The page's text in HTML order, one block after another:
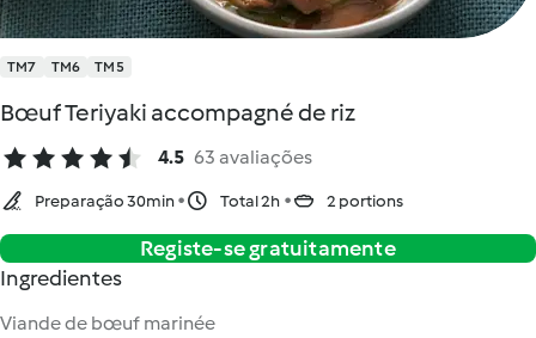
TM7 TM6 TM5
Bœuf Teriyaki accompagné de riz
4.5 63 avaliações
Preparação 30min Total 2h 2 portions
Registe-se gratuitamente
Ingredientes
Viande de bœuf marinée